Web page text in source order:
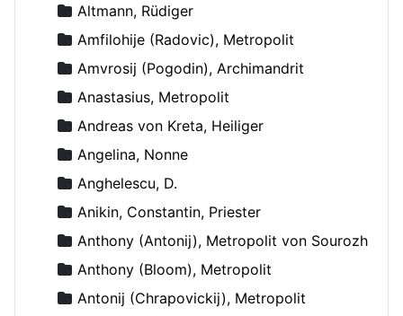
Altmann, Rüdiger
Amfilohije (Radovic), Metropolit
Amvrosij (Pogodin), Archimandrit
Anastasius, Metropolit
Andreas von Kreta, Heiliger
Angelina, Nonne
Anghelescu, D.
Anikin, Constantin, Priester
Anthony (Antonij), Metropolit von Sourozh
Anthony (Bloom), Metropolit
Antonij (Chrapovickij), Metropolit